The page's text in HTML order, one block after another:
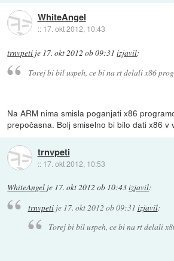
WhiteAngel
:: 17. okt 2012, 10:43
trnvpeti je 17. okt 2012 ob 09:31 izjavil:
Torej bi bil uspeh, ce bi na rt delali x86
Na ARM nima smisla poganjati x86
prepočasna. Bolj smiselno bi bilo dati x86 v
trnvpeti
:: 17. okt 2012, 10:53
WhiteAngel je 17. okt 2012 ob 10:43izjavil:
trnvpetije 17. okt 2012 ob 09:31 izjavil:
Torej bi bil uspeh, ce bi na rt delali